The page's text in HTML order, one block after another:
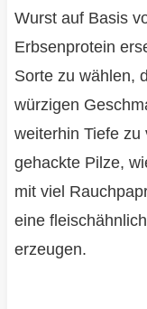
Wurst auf Basis
Erbsenprotein
Sorte zu wählen,
würzigen
weiterhin Tiefe zu
gehackte Pilze,
mit viel
eine
erzeugen.